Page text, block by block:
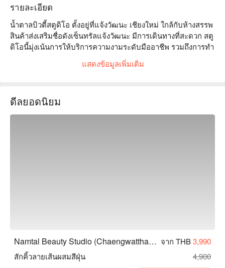
รายละเอียด
น้ำตาลบิวตี้สตูดิโอ ตั้งอยู่ที่แจ้งวัฒนะ เชียงใหม่ ใกล้กับห้างสรรพ
สินค้าส่งเสริมชื่อดังเซ็นทรัลแจ้งวัฒนะ มีการเดินทางที่สะดวก สตู
ดิโอนี้มุ่งเน้นการให้บริการความงามระดับมืออาชีพ รวมถึงการทำ
หน้า นวด และการดูแลเล็บ และได้รับความนิยมจากลูกค้าด้วย
รีวิวออนไลน์ที่ยอดเยี่ยม ชมเชยบรรยากาศที่สะดวกสบายและ
เหมาะสม จองผ่านฟันนาวเพื่อรับส่วนลดตอนนี้!
แสดงข้อมูลเพิ่มเติม
ดีลยอดนิยม
Namtal Beauty Studio (Chaengwatthana) จาก THB3,990
สักคิ้วลายเส้นผสมสีฝุ่น
4,900